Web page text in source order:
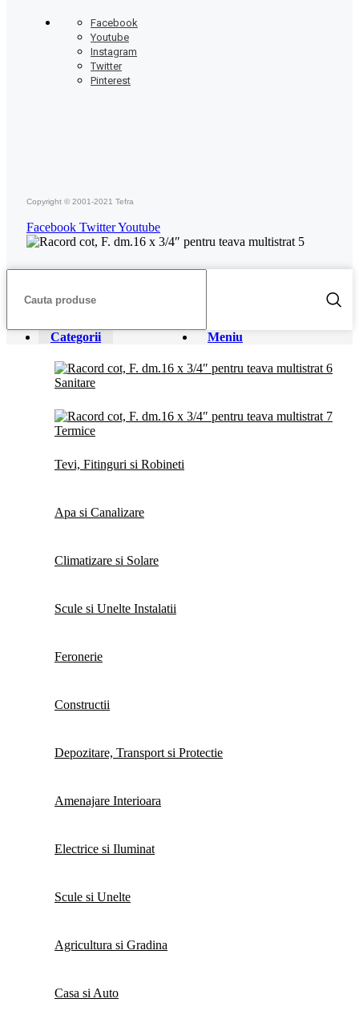
Facebook
Youtube
Instagram
Twitter
Pinterest
Copyright © 2001-2021 Tefra
Facebook TwitterYoutube
Meniu
Categorii
Sanitare
Termice
Tevi, Fitinguri si Robineti
Apa si Canalizare
Climatizare si Solare
Scule si Unelte Instalatii
Feronerie
Constructii
Depozitare, Transport si Protectie
Amenajare Interioara
Electrice si Iluminat
Scule si Unelte
Agricultura si Gradina
Casa si Auto